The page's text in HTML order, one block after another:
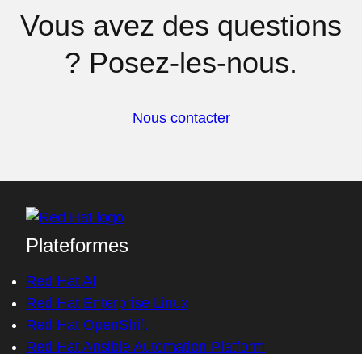
Vous avez des questions
? Posez-les-nous.
Nous contacter
Plateformes
Red Hat AI
Red Hat Enterprise Linux
Red Hat OpenShift
Red Hat Ansible Automation Platform